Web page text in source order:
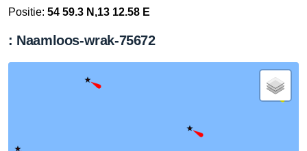
Positie: 54 59.3 N,13 12.58 E
: Naamloos-wrak-75672